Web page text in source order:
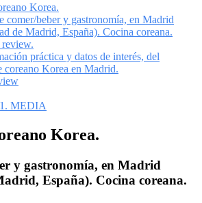
Korea.
comer/beber y gastronomía, en Madrid
de Madrid, España). Cocina coreana.
práctica y datos de interés, del
coreano Korea en Madrid.
MEDIA
Korea.
y gastronomía, en Madrid
España). Cocina coreana.